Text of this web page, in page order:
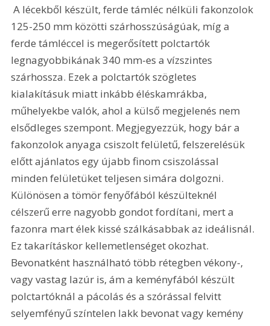
A lécekből készült, ferde támléc nélküli fakonzolok
125-250 mm közötti szárhosszúságúak, míg a
ferde támléccel is megerősített polctartók
legnagyobbikának 340 mm-es a vízszintes
szárhossza. Ezek a polctartók szögletes
kialakításuk miatt inkább éléskamrákba,
műhelyekbe valók, ahol a külső megjelenés nem
elsődleges szempont. Megjegyezzük, hogy bár a
fakonzolok anyaga csiszolt felületű, felszerelésük
előtt ajánlatos egy újabb finom csiszolással
minden felületüket teljesen simára dolgozni.
Különösen a tömör fenyőfából készülteknél
célszerű erre nagyobb gondot fordítani, mert a
fazonra mart élek kissé szálkásabbak az ideálisnál.
Ez takarításkor kellemetlenséget okozhat.
Bevonatként használható több rétegben vékony-,
vagy vastag lazúr is, ám a keményfából készült
polctartóknál a pácolás és a szórással felvitt
selyemfényű színtelen lakk bevonat vagy kemény